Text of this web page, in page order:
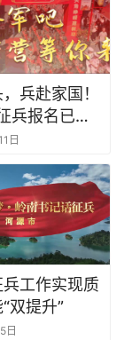
兵赴家国！
兵报名已火
日
工作实现质
双提升”
日